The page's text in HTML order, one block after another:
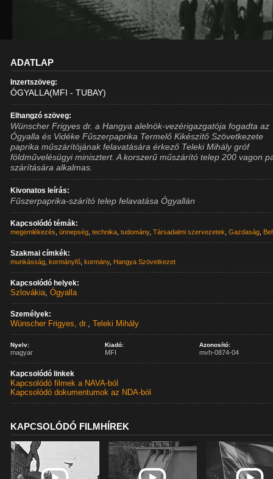
ADATLAP
Inzertszöveg:
ÓGYALLA(MFI - TUBAY)
Elhangzó szöveg:
Wünscher Frigyes dr. a Hangya alelnök-vezérigazgatója fogadta az
Ógyalla és Vidéke Fűszerpaprika Termelő Kikészítő Szövetkezete
paprika műszárítójának felavatására érkező Teleki Mihály gróf
földművelésügyi minisztert. A korszerű műszárító telep 200 vagon
szárítására alkalmas.
Kivonatos leírás:
Fűszerpaprika-szárító telep felavatása Ógyallán
Kapcsolódó témák:
megemlékezés ,ünnepség ,technika ,tudomány,Társadalmi szervezetek ,Gazdaság
Szakmai címkék:
munkásság ,kormányfő ,kormány, Hangya Szövetkezet
Kapcsolódó helyek:
Szlovákia,Ógyalla
Személyek:
Wünscher Frigyes, dr.,Teleki Mihály
Nyelv:
magyar
Kiadó:
MFI
Azonosító:
mvh-0874-04
Kapcsolódó linkek
Kapcsolódó filmek a NAVA-ból
Kapcsolódó dokumentumok az NDA-ból
KAPCSOLÓDÓ FILMHÍREK